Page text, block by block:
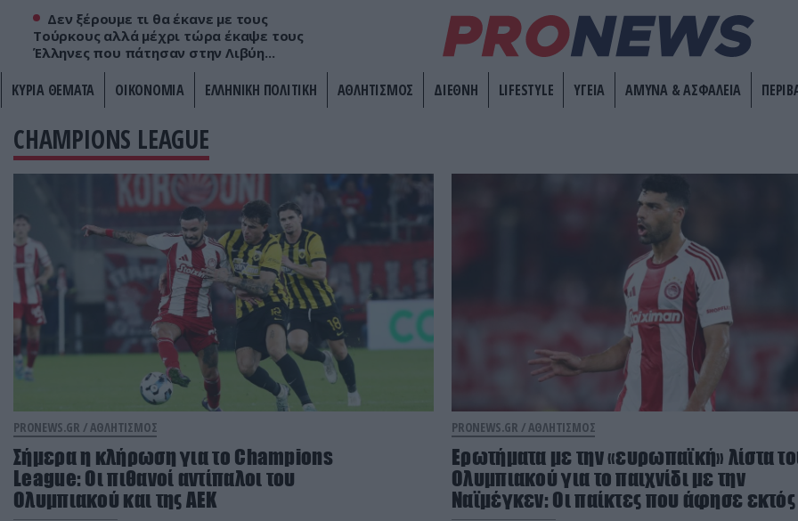
Δεν ξέρουμε τι θα έκανε με τους
Τούρκους αλλά μέχρι τώρα έκαψε τους
Έλληνες που πάτησαν στην Λιβύη...
ΚΥΡΙΑ ΘΕΜΑΤΑ ΟΙΚΟΝΟΜΙΑ ΕΛΛΗΝΙΚΗ ΠΟΛΙΤΙΚΗ ΑΘΛΗΤΙΣΜΟΣ ΔΙΕΘΝΗ LIFESTYLE ΥΓΕΙΑ ΑΜΥΝΑ & ΑΣΦΑΛΕΙΑ
CHAMPIONS LEAGUE
PRONEWS.GR / ΑΘΛΗΤΙΣΜΟΣ
Σήμερα η κλήρωση για το Champions
League: Οι πιθανοί αντίπαλοι του
Ολυμπιακού και της ΑΕΚ
PRONEWS.GR / ΑΘΛΗΤΙΣΜΟΣ
Ερωτήματα με την «ευρωπαϊκή» λίστα
Ολυμπιακού για το παιχνίδι με την
Nαϊμέγκεν: Οι παίκτες που άφησε εκτός